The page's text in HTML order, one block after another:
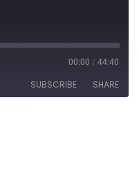
00:00 / 44:40
SUBSCRIBE SHARE